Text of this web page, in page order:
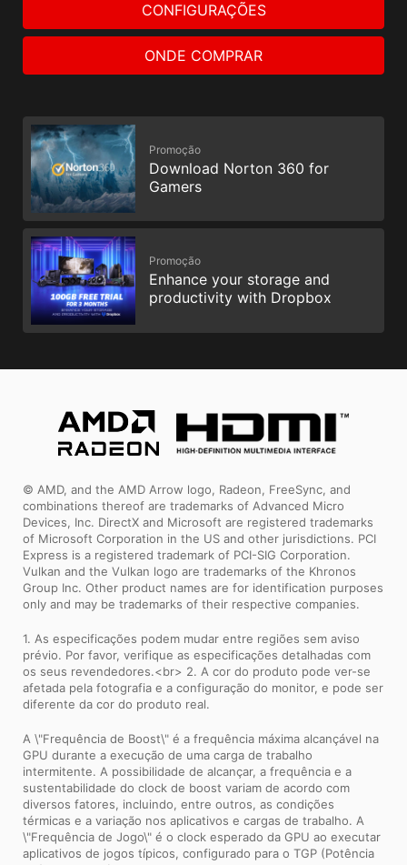
CONFIGURAÇÕES
ONDE COMPRAR
Promoção
Download Norton 360 for
Gamers
Promoção
Enhance your storage and
productivity with Dropbox
© AMD, and the AMD Arrow logo, Radeon, FreeSync, and
combinations thereof are trademarks of Advanced Micro
Devices, Inc. DirectX and Microsoft are registered trademarks
of Microsoft Corporation in the US and other jurisdictions. PCI
Express is a registered trademark of PCI-SIG Corporation.
Vulkan and the Vulkan logo are trademarks of the Khronos
Group Inc. Other product names are for identification purposes
only and may be trademarks of their respective companies.
1. As especificações podem mudar entre regiões sem aviso
prévio. Por favor, verifique as especificações detalhadas com
os seus revendedores.<br> 2. A cor do produto pode ver-se
afetada pela fotografia e a configuração do monitor, e pode ser
diferente da cor do produto real.
A \"Frequência de Boost\" é a frequência máxima alcançável na
GPU durante a execução de uma carga de trabalho
intermitente. A possibilidade de alcançar, a frequência e a
sustentabilidade do clock de boost variam de acordo com
diversos fatores, incluindo, entre outros, as condições
térmicas e a variação nos aplicativos e cargas de trabalho. A
\"Frequência de Jogo\" é o clock esperado da GPU ao executar
aplicativos de jogos típicos, configurado para o TGP (Potência